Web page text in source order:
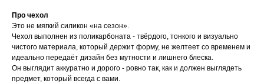
Про чехол
Это не мягкий силикон «на сезон».
Чехол выполнен из поликарбоната - твёрдого, тонкого и визуально
чистого материала, который держит форму, не желтеет со временем и
идеально передаёт дизайн без мутности и лишнего блеска.
Он выглядит аккуратно и дорого - ровно так, как и должен выглядеть
предмет, который всегда с вами.